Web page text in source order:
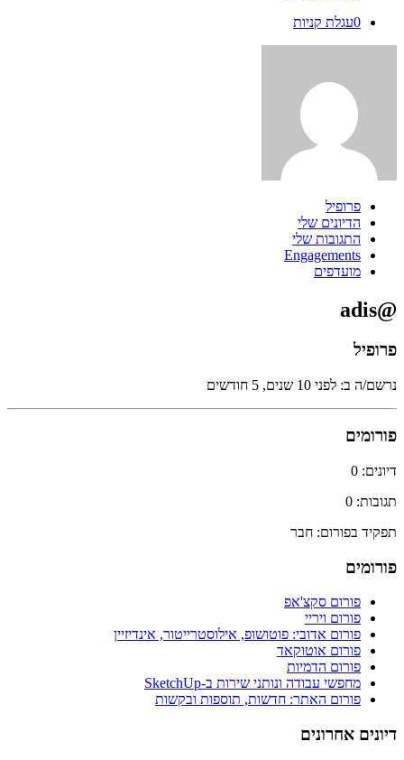
0עגלת קניות
פרופיל
הדיונים שלי
התגובות שלי
Engagements
מועדפים
@adis
פרופיל
נרשם/ה ב: לפני 10 שנים, 5 חודשים
פורומים
דיונים: 0
תגובות: 0
תפקיד בפורום: חבר
פורומים
פורום סקצ'אפ
פורום ויריי
פורום אדובי: פוטושופ, אילוסטרייטור, אינדיזיין
פורום אוטוקאד
פורום הדמיות
מחפשי עבודה ונותני שירות ב-SketchUp
פורום האתר: חדשות, תוספות ובקשות
דיונים אחרונים